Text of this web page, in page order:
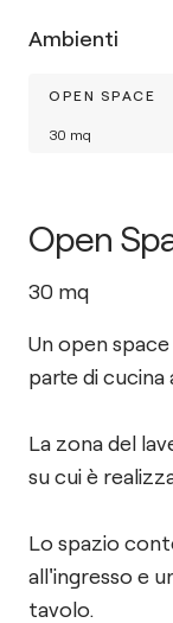
Ambienti
OPEN SPACE
30 mq
Open
30 mq
Un open
parte di cucina
La zona del
su cui è
Lo spazio
all'ingresso e
tavolo.